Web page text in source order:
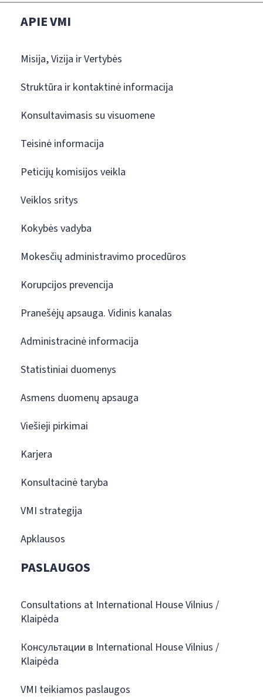
APIE VMI
Misija, Vizija ir Vertybės
Struktūra ir kontaktinė informacija
Konsultavimasis su visuomene
Teisinė informacija
Peticijų komisijos veikla
Veiklos sritys
Kokybės vadyba
Mokesčių administravimo procedūros
Korupcijos prevencija
Pranešėjų apsauga. Vidinis kanalas
Administracinė informacija
Statistiniai duomenys
Asmens duomenų apsauga
Viešieji pirkimai
Karjera
Konsultacinė taryba
VMI strategija
Apklausos
PASLAUGOS
Consultations at International House Vilnius /
Klaipėda
Консультации в International House Vilnius /
Klaipėda
VMI teikiamos paslaugos